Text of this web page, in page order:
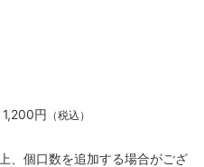
1,200円 （税込）
、個口数を追加する場合がござ